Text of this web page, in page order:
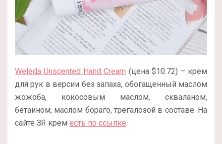
Weleda Unscented Hand Cream (цена $10.72) – крем
для рук в версии без запаха, обогащенный маслом
жожоба, кокосовым маслом, скваланом,
бетаином, маслом бораго, трегалозой в составе. На
сайте ЗЯ крем есть по ссылке.